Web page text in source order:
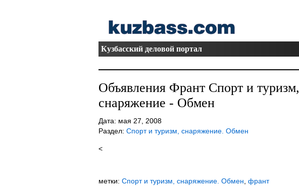
Кузбасский деловой портал
Объявления Франт Спорт и туризм,
снаряжение - Обмен
Дата: мая 27, 2008
Раздел: Спорт и туризм, снаряжение. Обмен
<
метки: Спорт и туризм, снаряжение. Обмен франт